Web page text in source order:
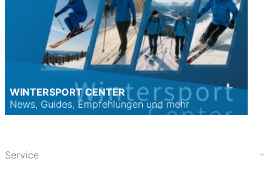
WINTERSPORT CENTER
News, Guides, Empfehlungen und mehr
Service